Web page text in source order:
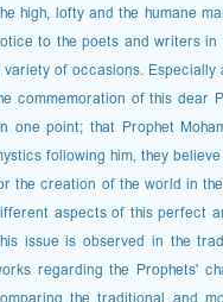
high, lofty and the humane
to the poets and writers
variety of occasions.
commemoration of this dear
one point; that Prophet
following him, they
the creation of the world in
aspects of this perfect
issue is observed in the
regarding the Prophets'